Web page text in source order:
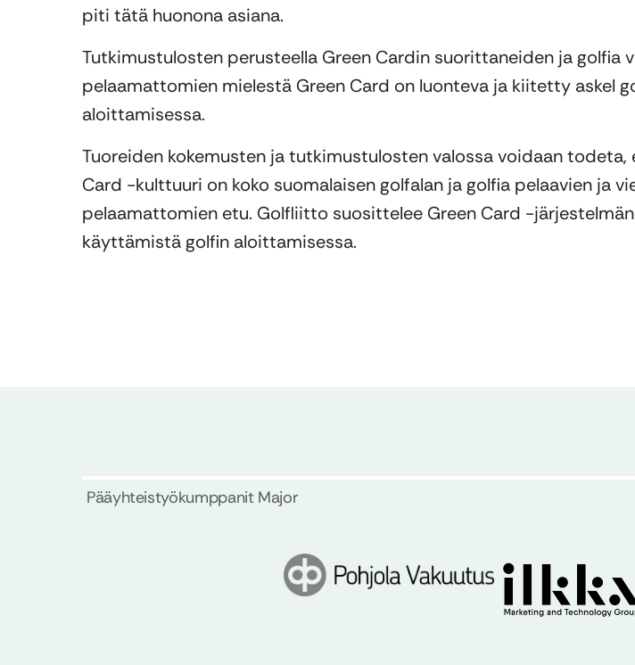
piti tätä huonona asiana.
Tutkimustulosten perusteella Green Cardin suorittaneiden ja golfia
pelaamattomien mielestä Green Card on luonteva ja kiitetty askel
aloittamisessa.
Tuoreiden kokemusten ja tutkimustulosten valossa voidaan todeta,
Card -kulttuuri on koko suomalaisen golfalan ja golfia pelaavien ja
pelaamattomien etu. Golfliitto suosittelee Green Card -järjestelmän
käyttämistä golfin aloittamisessa.
Pääyhteistyökumppanit Major